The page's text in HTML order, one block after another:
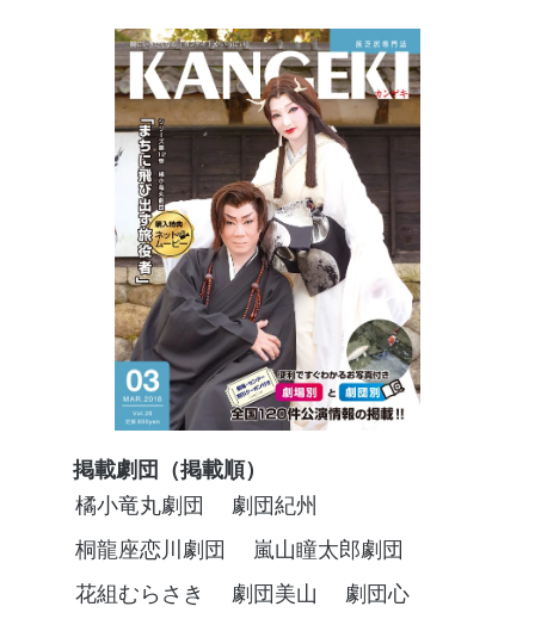
掲載劇団（掲載順）
橘小竜丸劇団
劇団紀州
桐龍座恋川劇団
嵐山瞳太郎劇団
花組むらさき
劇団美山
劇団心